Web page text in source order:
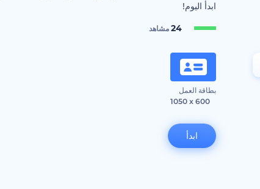
ابدأ اليوم!
24مشاهد
بطاقة العمل
1050 x 600
ابدأ